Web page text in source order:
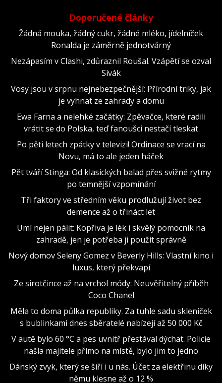
Doporučené články
Žádná mouka, žádný cukr, žádné mléko, jídelníček
Ronalda je záměrně jednotvárný
Nezápasím v Clashi, zdůraznil Roušal. Vzápětí se ozval
Sivák
Vosy jsou v srpnu nejnebezpečnější: Přírodní triky, jak
je vyhnat ze zahrady a domu
Ewa Farna a nelehké začátky: Zpěvačce, které radili
vrátit se do Polska, teď fanoušci nestačí tleskat
Po pěti letech zpátky v televizi! Ordinace se vrací na
Novu, má to ale jeden háček
Pět tváří Stinga: Od klasických balad přes svižné rytmy
po temnější vzpomínání
Tři faktory ve středním věku prodlužují život bez
demence až o třináct let
Umí nejen pálit: Kopřiva je lék i skvělý pomocník na
zahradě, jen je potřeba ji použít správně
Nový domov Seleny Gomez v Beverly Hills: Vlastní kino i
luxus, který překvapí
Ze sirotčince až na vrchol módy: Neuvěřitelný příběh
Coco Chanel
Měla to doma půlka republiky. Za tuhle sadu skleniček
s bublinkami dnes sběratelé nabízejí až 50 000 Kč
V autě bylo 60 °C a pes uvnitř přestával dýchat. Policie
našla majitele přímo na místě, bylo jim to jedno
Dánský zvyk, který se šíří i u nás. Účet za elektřinu díky
němu klesne až o 12 %